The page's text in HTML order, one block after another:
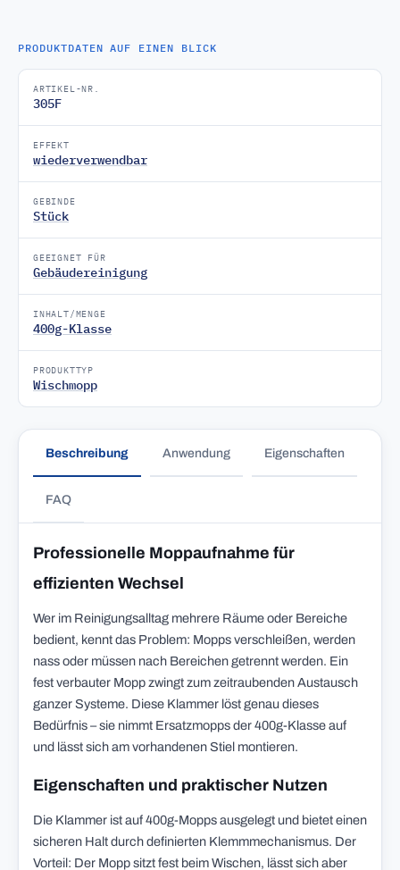
PRODUKTDATEN AUF EINEN BLICK
ARTIKEL-NR.
305F
EFFEKT
wiederverwendbar
GEBINDE
Stück
GEEIGNET FÜR
Gebäudereinigung
INHALT/MENGE
400g-Klasse
PRODUKTTYP
Wischmopp
Beschreibung Anwendung Eigenschaften
FAQ
Professionelle Moppaufnahme für
effizienten Wechsel
Wer im Reinigungsalltag mehrere Räume oder Bereiche
bedient, kennt das Problem: Mopps verschleißen, werden
nass oder müssen nach Bereichen getrennt werden. Ein
fest verbauter Mopp zwingt zum zeitraubenden Austausch
ganzer Systeme. Diese Klammer löst genau dieses
Bedürfnis – sie nimmt Ersatzmopps der 400g-Klasse auf
und lässt sich am vorhandenen Stiel montieren.
Eigenschaften und praktischer Nutzen
Die Klammer ist auf 400g-Mopps ausgelegt und bietet einen
sicheren Halt durch definierten Klemmmechanismus. Der
Vorteil: Der Mopp sitzt fest beim Wischen, lässt sich aber